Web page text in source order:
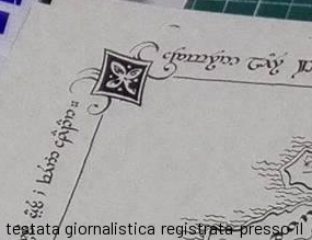
testata giornalistica registrata presso il